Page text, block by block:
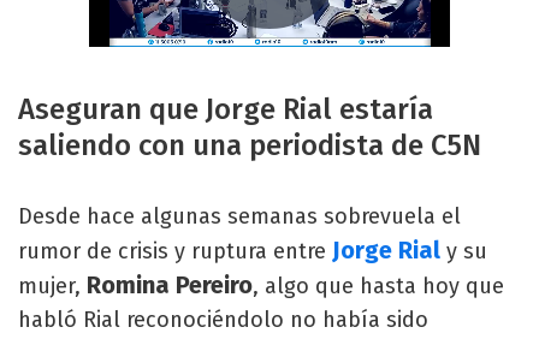
Aseguran que Jorge Rial estaría
saliendo con una periodista de C5N
Desde hace algunas semanas sobrevuela el
rumor de crisis y ruptura entre Jorge Rial y su
mujer, Romina Pereiro, algo que hasta hoy que
habló Rial reconociéndolo no había sido